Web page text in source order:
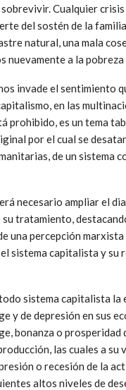
Cualquier
del sostén de la
natural, una mala
nuevamente a la pobreza
invade el sentimiento
en las
prohibido, es un tema
por el cual se
de un sistema
necesario ampliar el
su tratamiento,
una percepción
sistema capitalista y su
sistema capitalista la
y de depresión en sus
bonanza o prosperidad
las cuales a su
o recesión de la
altos niveles de